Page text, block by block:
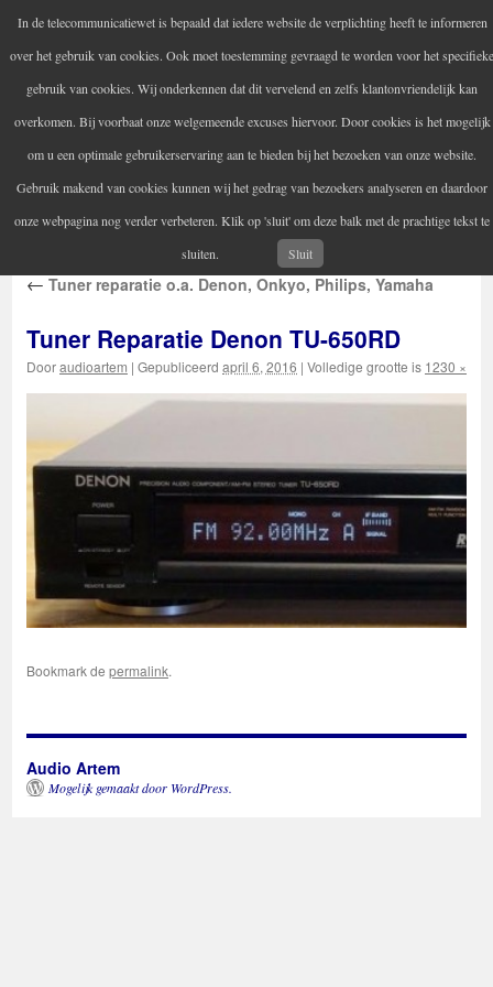
Audio Artem
Uw versterker-audio reparateur
Spring
Home Audio reparatie
Vintage audioapparatuur
← Tuner reparatie o.a. Denon, Onkyo, Philips, Yamaha
Tuner Reparatie Denon TU-650RD
Dooraudioartem | Gepubliceerd april 6, 2016 | Volledige grootte is 1230 × 292
Bookmark de permalink.
Audio Artem
Mogelijk gemaakt door WordPress.
In de telecommunicatiewet is bepaald dat iedere website de verplichting heeft te informeren
over het gebruik van cookies. Ook moet toestemming gevraagd te worden voor het specifieke
gebruik van cookies. Wij onderkennen dat dit vervelend en zelfs klantonvriendelijk kan
overkomen. Bij voorbaat onze welgemeende excuses hiervoor. Door cookies is het mogelijk
om u een optimale gebruikerservaring aan te bieden bij het bezoeken van onze website.
Gebruik makend van cookies kunnen wij het gedrag van bezoekers analyseren en daardoor
onze webpagina nog verder verbeteren. Klik op 'sluit' om deze balk met de prachtige tekst te
sluiten.
Sluit